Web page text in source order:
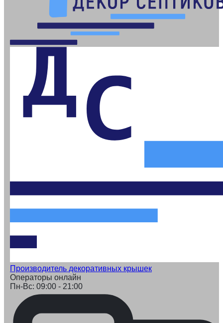
Производитель декоративных крышек
Операторы онлайн
Пн-Вс: 09:00 - 21:00